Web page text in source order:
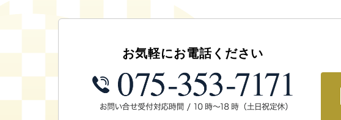
お気軽にお電話ください